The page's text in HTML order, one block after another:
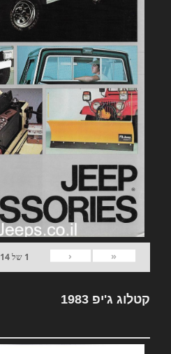
«
‹
1 של14
קטלוג ג'יפ 1983